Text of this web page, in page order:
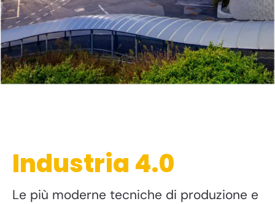
Industria 4.0
Le più moderne tecniche di produzione e